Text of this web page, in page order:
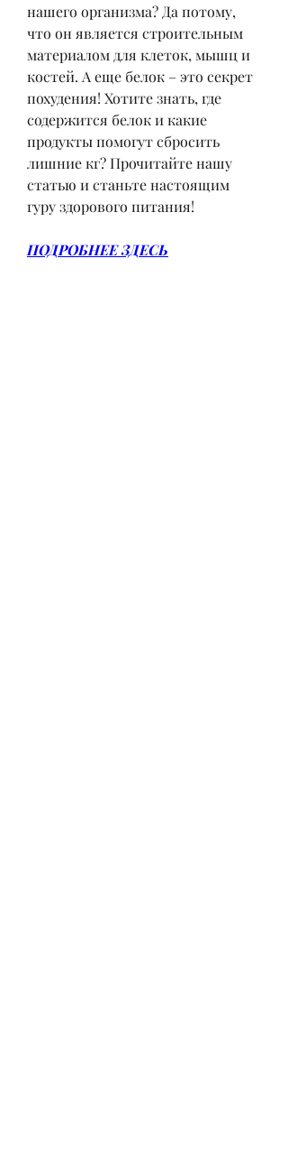
нашего организма? Да потому,
что он является строительным
материалом для клеток, мышц и
костей. А еще белок – это секрет
похудения! Хотите знать, где
содержится белок и какие
продукты помогут сбросить
лишние кг? Прочитайте нашу
статью и станьте настоящим
гуру здорового питания!
ПОДРОБНЕЕ ЗДЕСЬ